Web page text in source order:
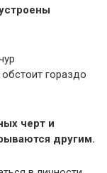
гораздо
черт и
другим.